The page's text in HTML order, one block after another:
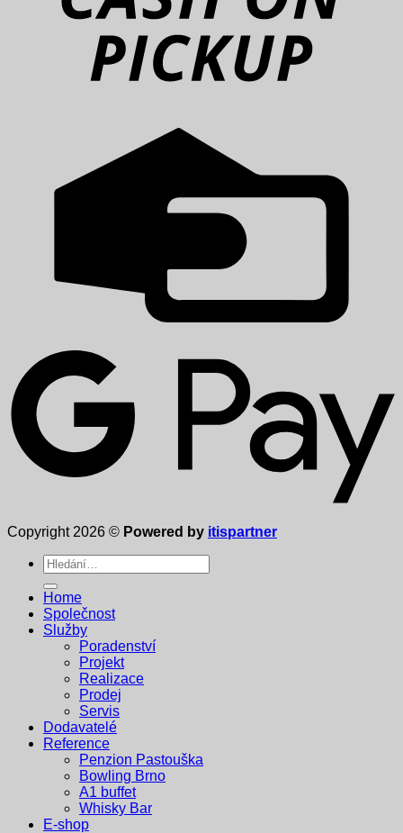
Copyright 2026 © Powered by itispartner
Hledat:
Home
Společnost
Služby
Poradenství
Projekt
Realizace
Prodej
Servis
Dodavatelé
Reference
Penzion Pastouška
Bowling Brno
A1 buffet
Whisky Bar
E-shop